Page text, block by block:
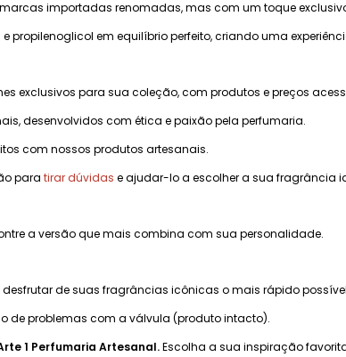
importadas renomadas, mas com um toque exclusivo
propilenoglicol em equilíbrio perfeito, criando uma
exclusivos para sua coleção, com produtos e preços
desenvolvidos com ética e paixão pela perfumaria.
com nossos produtos artesanais.
para tirar dúvidas e ajudar-lo a escolher a sua fragrância
a versão que mais combina com sua personalidade.
de suas fragrâncias icônicas o mais rápido
de problemas com a válvula (produto intacto).
1 Perfumaria Artesanal.Escolha a sua inspiração